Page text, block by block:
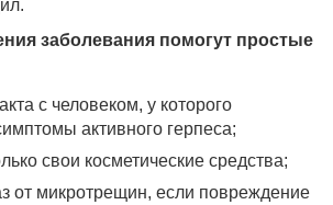
заболевания помогут простые
с человеком, у которого
активного герпеса;
свои косметические средства;
от микротрещин, если повреждение